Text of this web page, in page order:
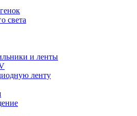
света
и ленты
ленту